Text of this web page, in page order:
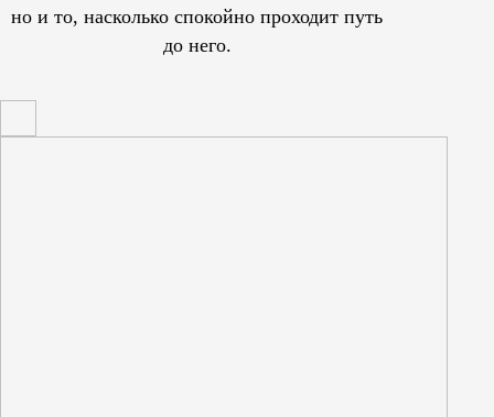
но и то, насколько спокойно проходит путь
до него.